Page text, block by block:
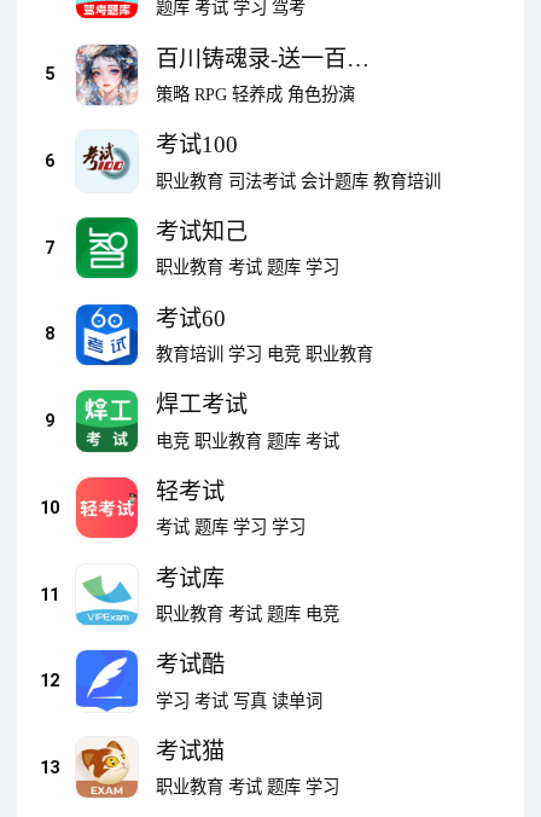
题库 考试 学习 驾考
5
百川铸魂录-送一百连
抽
策略 RPG 轻养成 角色扮演
6
考试100
职业教育 司法考试 会计题库 教育培训
7
考试知己
职业教育 考试 题库 学习
8
考试60
教育培训 学习 电竞 职业教育
9
焊工考试
电竞 职业教育 题库 考试
10
轻考试
考试 题库 学习 学习
11
考试库
职业教育 考试 题库 电竞
12
考试酷
学习 考试 写真 读单词
13
考试猫
职业教育 考试 题库 学习